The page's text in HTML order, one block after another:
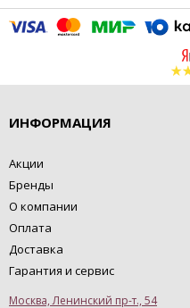
ИНФОРМАЦИЯ
Акции
Бренды
О компании
Оплата
Доставка
Гарантия и сервис
Москва, Ленинский пр-т., 54